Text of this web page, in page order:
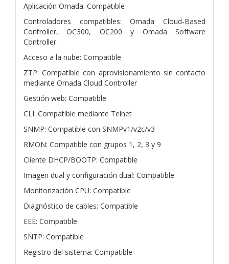
Aplicación Omada: Compatible
Controladores compatibles: Omada Cloud-Based
Controller, OC300, OC200 y Omada Software
Controller
Acceso a la nube: Compatible
ZTP: Compatible con aprovisionamiento sin contacto
mediante Omada Cloud Controller
Gestión web: Compatible
CLI: Compatible mediante Telnet
SNMP: Compatible con SNMPv1/v2c/v3
RMON: Compatible con grupos 1, 2, 3 y 9
Cliente DHCP/BOOTP: Compatible
Imagen dual y configuración dual: Compatible
Monitorización CPU: Compatible
Diagnóstico de cables: Compatible
EEE: Compatible
SNTP: Compatible
Registro del sistema: Compatible